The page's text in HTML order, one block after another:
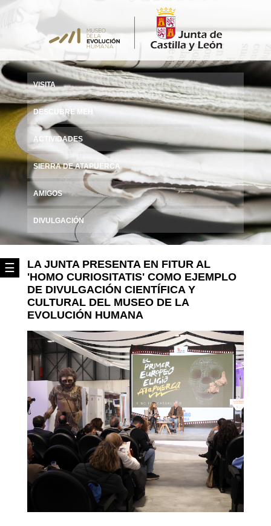
☰
VISITA
DESCUBRE MEH
ACTIVIDADES
SIERRA DE ATAPUERCA
AMIGOS
DIVULGACIÓN
LA JUNTA PRESENTA EN FITUR AL
'HOMO CURIOSITATIS' COMO EJEMPLO
DE DIVULGACIÓN CIENTÍFICA Y
CULTURAL DEL MUSEO DE LA
EVOLUCIÓN HUMANA